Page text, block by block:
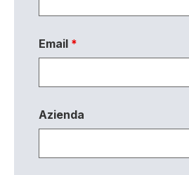
Email *
Azienda